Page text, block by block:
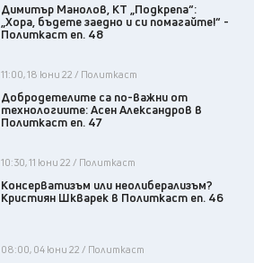
Димитър Манолов, КТ „Подкрепа“:
„Хора, бъдете заедно и си помагайте!“ -
Политкаст еп. 48
11:00, 18 юни 22 / Политкаст
Добродетелите са по-важни от
технологиите: Асен Александров в
Политкаст еп. 47
10:30, 11 юни 22 / Политкаст
Консерватизъм или неолиберализъм?
Кристиян Шкварек в Политкаст еп. 46
08:00, 04 юни 22 / Политкаст